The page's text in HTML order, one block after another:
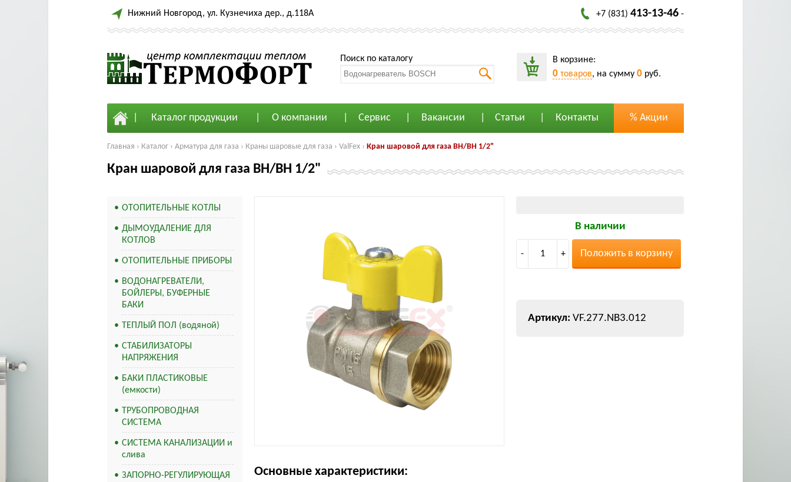
Нижний Новгород, ул. Кузнечиха дер., д.118А +7 (831) 413-13-46 -
Поиск по каталогу В корзине:
0 товаров, на сумму 0 руб.
Каталог продукции О компании Сервис Вакансии Статьи Контакты % Акции
Главная › Каталог › Арматура для газа › Краны шаровые для газа › ValFex › Кран шаровой для газа ВН/ВН 1/2"
Кран шаровой для газа ВН/ВН 1/2"
ОТОПИТЕЛЬНЫЕ КОТЛЫ
ДЫМОУДАЛЕНИЕ ДЛЯ
КОТЛОВ
ОТОПИТЕЛЬНЫЕ ПРИБОРЫ
ВОДОНАГРЕВАТЕЛИ,
БОЙЛЕРЫ, БУФЕРНЫЕ
БАКИ
ТЕПЛЫЙ ПОЛ (водяной)
СТАБИЛИЗАТОРЫ
НАПРЯЖЕНИЯ
БАКИ ПЛАСТИКОВЫЕ
(емкости)
ТРУБОПРОВОДНАЯ
СИСТЕМА
СИСТЕМА КАНАЛИЗАЦИИ и
слива
ЗАПОРНО-РЕГУЛИРУЮЩАЯ
В наличии
- 1 + Положить в корзину
VF.277.NB3.012
Основные характеристики: